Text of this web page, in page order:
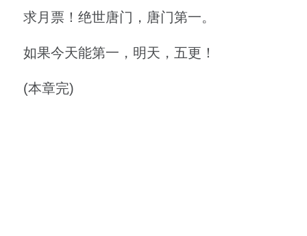
求月票！绝世唐门，唐门第一。
如果今天能第一，明天，五更！
(本章完)